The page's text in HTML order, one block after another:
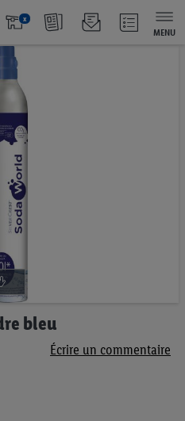
x
MENU
bleu
Écrire un commentaire